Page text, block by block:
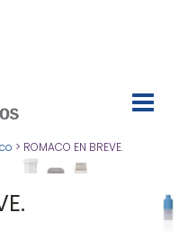
> ROMACO EN BREVE.